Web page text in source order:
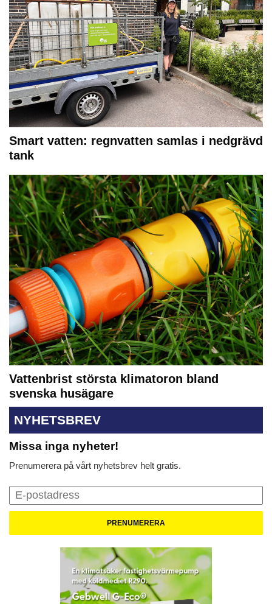
Smart vatten: regnvatten samlas i nedgrävd
tank
Vattenbrist största klimatoron bland
svenska husägare
NYHETSBREV
Missa inga nyheter!
Prenumerera på vårt nyhetsbrev helt gratis.